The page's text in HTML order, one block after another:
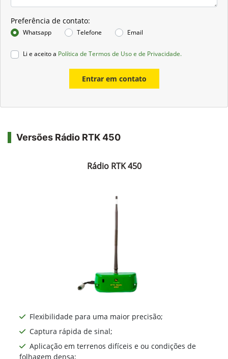
Preferência de contato:
Whatsapp Telefone Email
Li e aceito a Política de Termos de Uso e de Privacidade.
Entrar em contato
Versões Rádio RTK 450
Rádio RTK 450
Flexibilidade para uma maior precisão;
Captura rápida de sinal;
Aplicação em terrenos difíceis e ou condições de
folhagem densa;